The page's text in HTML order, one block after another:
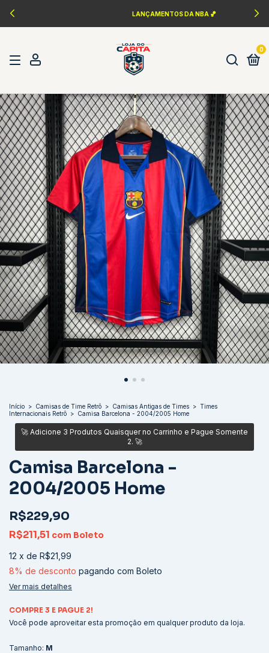
LANÇAMENTOS DA NBA 🏀
0
Início > Camisas de Time Retrô > Camisas Antigas de Times > Times
Internacionais Retrô > Camisa Barcelona - 2004/2005 Home
Camisa Barcelona -
2004/2005 Home
R$229,90
R$211,51 com Boleto
12 x de R$21,99
8% de desconto pagando com Boleto
Ver mais detalhes
COMPRE 3 E PAGUE 2!
Você pode aproveitar esta promoção em qualquer produto da loja.
Tamanho: M